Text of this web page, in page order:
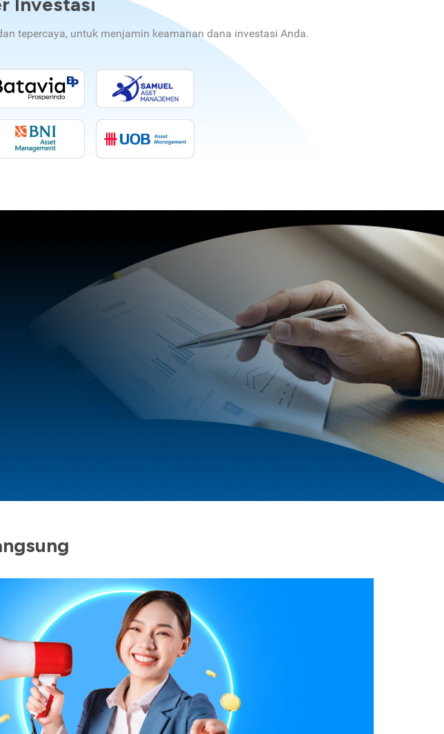
tepercaya, untuk menjamin keamanan dana investasi Anda.